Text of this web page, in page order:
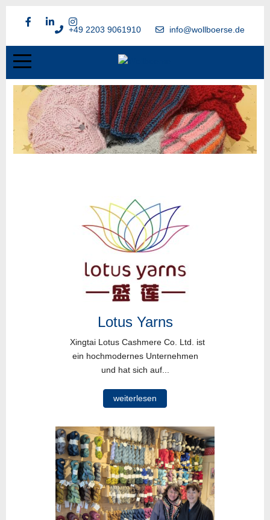
+49 2203 9061910 info@wollboerse.de
Lotus Yarns
Xingtai Lotus Cashmere Co. Ltd. ist
ein hochmodernes Unternehmen
und hat sich auf...
weiterlesen